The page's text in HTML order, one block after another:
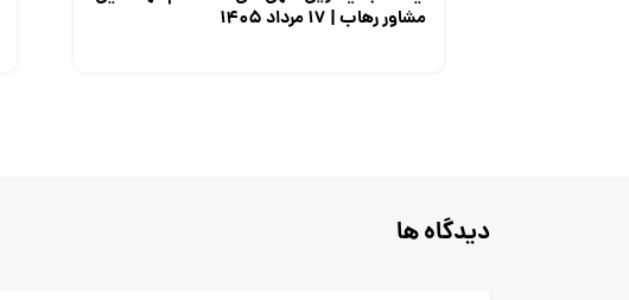
مشاور رهاب | ۱۷ مرداد ۱۴۰۵
دیدگاه ها